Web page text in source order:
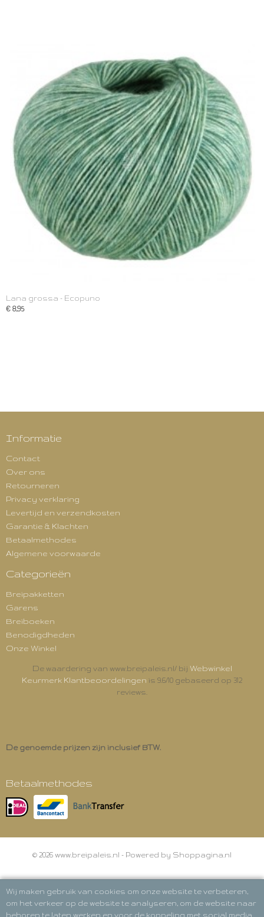
Lana grossa - Ecopuno
€ 8,95
Informatie
Contact
Over ons
Retourneren
Privacy verklaring
Levertijd en verzendkosten
Garantie & Klachten
Betaalmethodes
Algemene voorwaarde
Categorieën
Breipakketten
Garens
Breiboeken
Benodigdheden
Onze Winkel
De waardering van www.breipaleis.nl/ bij Webwinkel
Keurmerk Klantbeoordelingen is 9.6/10 gebaseerd op 312
reviews.
De genoemde prijzen zijn inclusief BTW.
Betaalmethodes
© 2026 www.breipaleis.nl - Powered by Shoppagina.nl
Wij maken gebruik van cookies om onze website te verbeteren,
om het verkeer op de website te analyseren, om de website naar
behoren te laten werken en voor de koppeling met social media.